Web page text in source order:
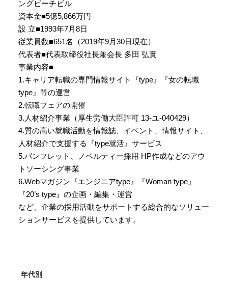
ングビーチビル
資本金■5億5,866万円
設 立■1993年7月8日
従業員数■651名（2019年9月30日現在）
代表者■代表取締役社長兼会長 多田 弘實
事業内容■
1.キャリア転職の専門情報サイト『type』『女の転職
type』等の運営
2.転職フェアの開催
3.人材紹介事業（厚生労働大臣許可 13-ユ-040429）
4.質の高い就職活動を情報誌、イベント、情報サイト、
人材紹介で支援する『type就活』サービス
5.パンフレット、ノベルティー採用 HP作成などのアウ
トソーシング事業
6.Webマガジン『エンジニアtype』『Woman type』
『20’s type』の企画・編集・運営
など、企業の採用活動をサポートする総合的なソリュー
ションサービスを提供しています。
年代別